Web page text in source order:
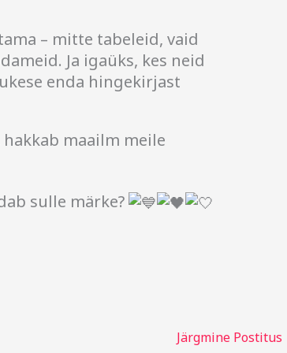
– mitte tabeleid, vaid
Ja igaüks, kes neid
enda hingekirjast
maailm meile
sulle märke?
Järgmine Postitus